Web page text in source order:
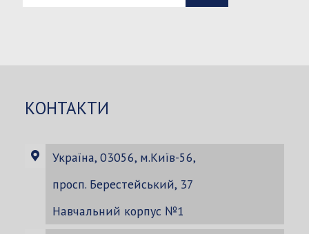
Search
Search
КОНТАКТИ
Україна, 03056, м.Київ-56,
просп. Берестейський, 37
Навчальний корпус №1